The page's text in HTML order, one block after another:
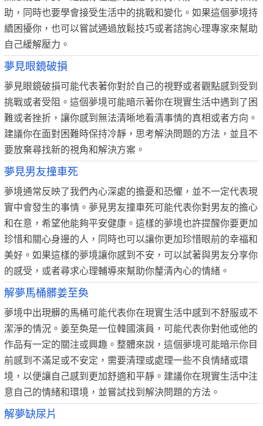
助，同時也要學會接受生活中的挑戰和變化。如果這個夢境持
續困擾你，也可以嘗試通過放鬆技巧或者諮詢心理專家來幫助
自己緩解壓力。
夢見眼鏡破損
夢見眼鏡破損可能代表著你對於自己的視野或者觀點感到受到
挑戰或者受阻。這個夢境可能暗示著你在現實生活中遇到了困
難或者挫折，讓你感到無法清晰地看清事情的真相或者方向。
建議你在面對困難時保持冷靜，思考解決問題的方法，並且不
要放棄尋找新的視角和解決方案。
夢見男友撞車死
夢境通常反映了我們內心深處的擔憂和恐懼，並不一定代表現
實中會發生的事情。夢見男友撞車死可能代表你對男友的擔心
和在意，希望他能夠平安健康。這樣的夢境也許提醒你要更加
珍惜和關心身邊的人，同時也可以讓你更加珍惜眼前的幸福和
美好。如果這樣的夢境讓你感到不安，可以試著與男友分享你
的感受，或者尋求心理輔導來幫助你釐清內心的情緒。
解夢馬桶髒姜至奐
夢境中出現髒的馬桶可能代表你在現實生活中感到不舒服或不
潔淨的情況。姜至奐是一位韓國演員，可能代表你對他或他的
作品有一定的關注或興趣。整體來說，這個夢境可能暗示你目
前感到不滿足或不安定，需要清理或處理一些不良情緒或環
境，以便讓自己感到更加舒適和平靜。建議你在現實生活中注
意自己的情緒和環境，並嘗試找到解決問題的方法。
解夢缺尿片